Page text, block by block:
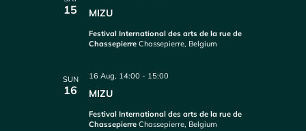
15 MIZU
Festival International des arts de la rue de
ChassepierreChassepierre, Belgium
SUN
16 MIZU
16 Aug, 14:00 - 15:00
Festival International des arts de la rue de
ChassepierreChassepierre, Belgium